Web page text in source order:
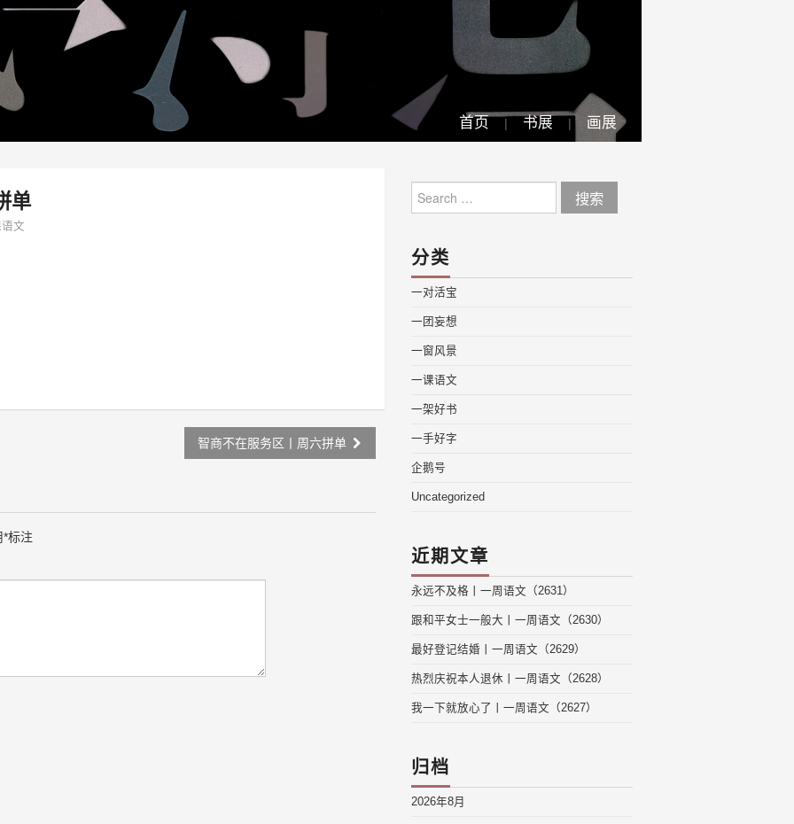
首页 书展 画展
单
文
智商不在服务区丨周六拼单
*标注
for:
分类
一对活宝
一团妄想
一窗风景
一课语文
一架好书
一手好字
企鹅号
Uncategorized
近期文章
永远不及格丨一周语文（2631）
跟和平女士一般大丨一周语文（2630）
最好登记结婚丨一周语文（2629）
热烈庆祝本人退休丨一周语文（2628）
我一下就放心了丨一周语文（2627）
归档
2026年8月